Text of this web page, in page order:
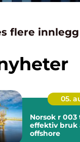
flere
05.
Norsok r 003 trygg og
effektiv bruk
offshore